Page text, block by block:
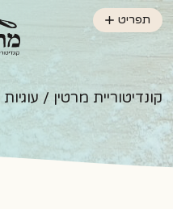
תפריט
קונדיטוריית מרטין / עוגיות